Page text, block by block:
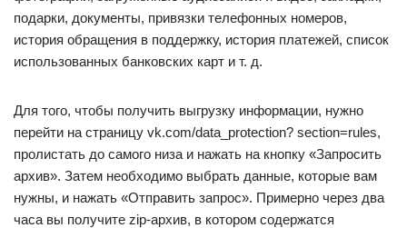
подарки, документы, привязки телефонных номеров,
история обращения в поддержку, история платежей, список
использованных банковских карт и т. д.
Для того, чтобы получить выгрузку информации, нужно
перейти на страницу vk.com/data_protection? section=rules,
пролистать до самого низа и нажать на кнопку «Запросить
архив». Затем необходимо выбрать данные, которые вам
нужны, и нажать «Отправить запрос». Примерно через два
часа вы получите zip-архив, в котором содержатся